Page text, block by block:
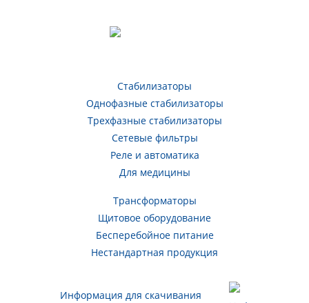
Стабилизаторы
Однофазные стабилизаторы
Трехфазные стабилизаторы
Сетевые фильтры
Реле и автоматика
Для медицины
Трансформаторы
Щитовое оборудование
Бесперебойное питание
Нестандартная продукция
Информация для скачивания